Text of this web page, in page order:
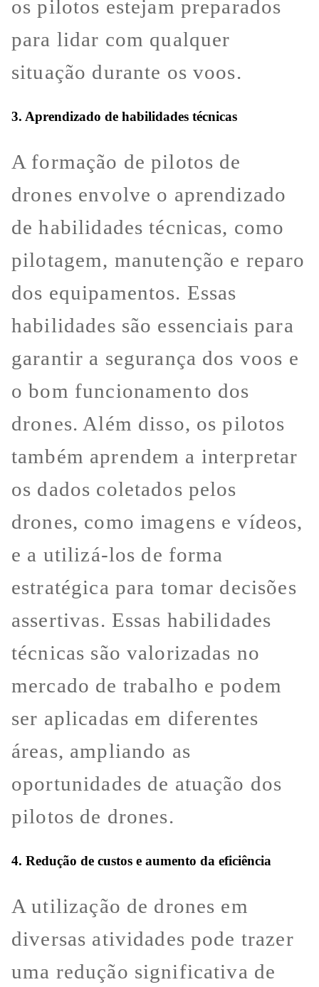
os pilotos estejam preparados
para lidar com qualquer
situação durante os voos.
3. Aprendizado de habilidades técnicas
A formação de pilotos de
drones envolve o aprendizado
de habilidades técnicas, como
pilotagem, manutenção e reparo
dos equipamentos. Essas
habilidades são essenciais para
garantir a segurança dos voos e
o bom funcionamento dos
drones. Além disso, os pilotos
também aprendem a interpretar
os dados coletados pelos
drones, como imagens e vídeos,
e a utilizá-los de forma
estratégica para tomar decisões
assertivas. Essas habilidades
técnicas são valorizadas no
mercado de trabalho e podem
ser aplicadas em diferentes
áreas, ampliando as
oportunidades de atuação dos
pilotos de drones.
4. Redução de custos e aumento da eficiência
A utilização de drones em
diversas atividades pode trazer
uma redução significativa de